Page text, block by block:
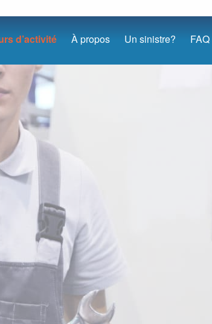
d’activité À propos Un sinistre? FAQ